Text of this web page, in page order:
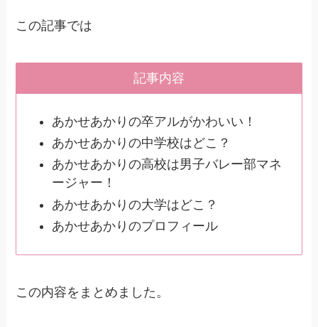
この記事では
記事内容
あかせあかりの卒アルがかわいい！
あかせあかりの中学校はどこ？
あかせあかりの高校は男子バレー部マネ
ージャー！
あかせあかりの大学はどこ？
あかせあかりのプロフィール
この内容をまとめました。